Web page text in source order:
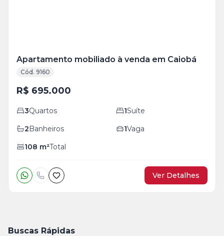
Apartamento mobiliado à venda em Caiobá
Cód. 9160
R$ 695.000
3Quartos 1Suíte
2Banheiros 1Vaga
108 m²Total
Ver Detalhes
Buscas Rápidas